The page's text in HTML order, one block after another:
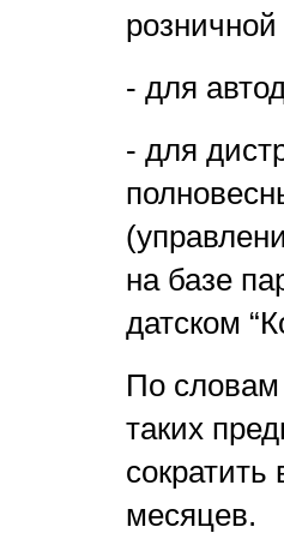
розничной
- для
- для
на базе
датском
По словам
таких
месяцев.